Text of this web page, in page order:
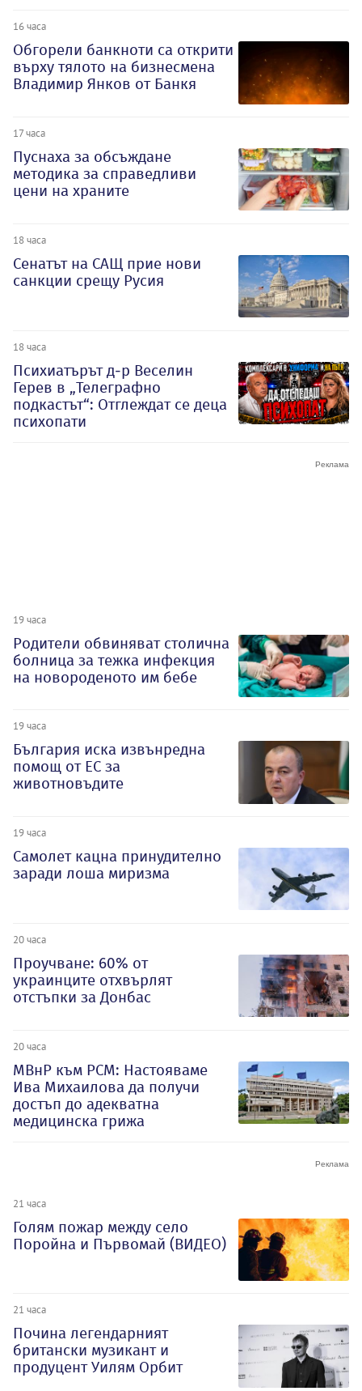
16 часа
Обгорели банкноти са открити
върху тялото на бизнесмена
Владимир Янков от Банкя
17 часа
Пуснаха за обсъждане
методика за справедливи
цени на храните
18 часа
Сенатът на САЩ прие нови
санкции срещу Русия
18 часа
Психиатърът д-р Веселин
Герев в „Телеграфно
подкастът“: Отглеждат се деца
психопати
19 часа
Родители обвиняват столична
болница за тежка инфекция
на новороденото им бебе
19 часа
България иска извънредна
помощ от ЕС за
животновъдите
19 часа
Самолет кацна принудително
заради лоша миризма
20 часа
Проучване: 60% от
украинците отхвърлят
отстъпки за Донбас
20 часа
МВнР към РСМ: Настояваме
Ива Михаилова да получи
достъп до адекватна
медицинска грижа
21 часа
Голям пожар между село
Поройна и Първомай (ВИДЕО)
21 часа
Почина легендарният
британски музикант и
продуцент Уилям Орбит